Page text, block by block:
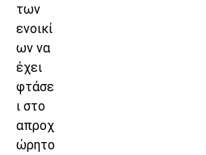
των
ενοικί
ων να
έχει
φτάσε
ι στο
απροχ
ώρητο